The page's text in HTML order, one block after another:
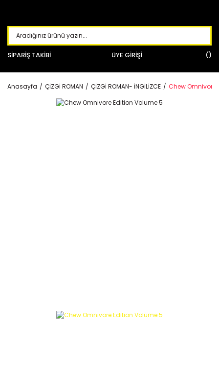
SİPARİŞ TAKİBİ ÜYE GİRİŞİ
Anasayfa ÇİZGİ ROMAN ÇİZGİ ROMAN- İNGİLİZCE Chew Omnivore